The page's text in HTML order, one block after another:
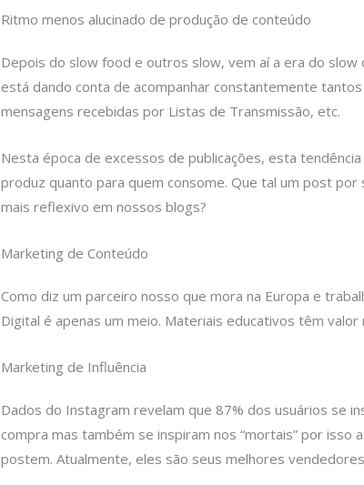
Ritmo menos alucinado de produção de conteúdo
Depois do slow food e outros slow, vem aí a era do
está dando conta de acompanhar constantemente
mensagens recebidas por Listas de Transmissão, etc.
Nesta época de excessos de publicações, esta
produz quanto para quem consome. Que tal um post
mais reflexivo em nossos blogs?
Marketing de Conteúdo
Como diz um parceiro nosso que mora na Europa e
Digital é apenas um meio. Materiais educativos têm valor
Marketing de Influência
Dados do Instagram revelam que 87% dos usuários se
compra mas também se inspiram nos “mortais” por
postem. Atualmente, eles são seus melhores